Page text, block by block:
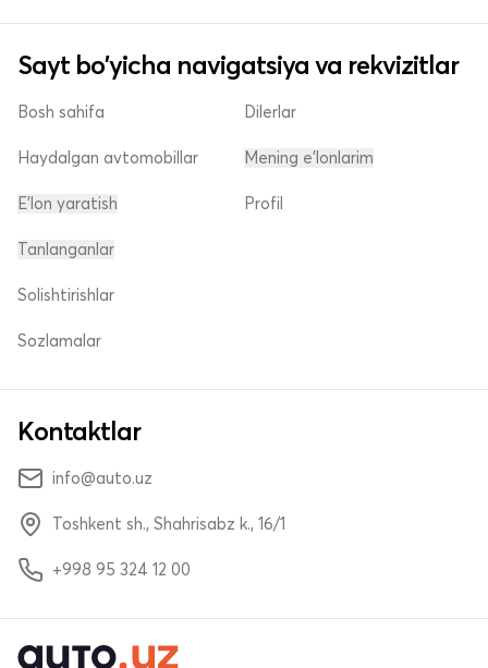
Sayt bo'yicha navigatsiya va rekvizitlar
Bosh sahifa
Haydalgan avtomobillar
E'lon yaratish
Dilerlar
Mening e'lonlarim
Profil
Tanlanganlar
Solishtirishlar
Sozlamalar
Kontaktlar
info@auto.uz
Toshkent sh., Shahrisabz k., 16/1
+998 95 324 12 00